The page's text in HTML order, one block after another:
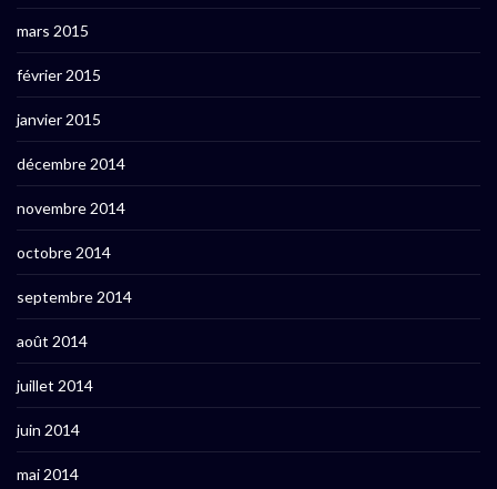
mars 2015
février 2015
janvier 2015
décembre 2014
novembre 2014
octobre 2014
septembre 2014
août 2014
juillet 2014
juin 2014
mai 2014